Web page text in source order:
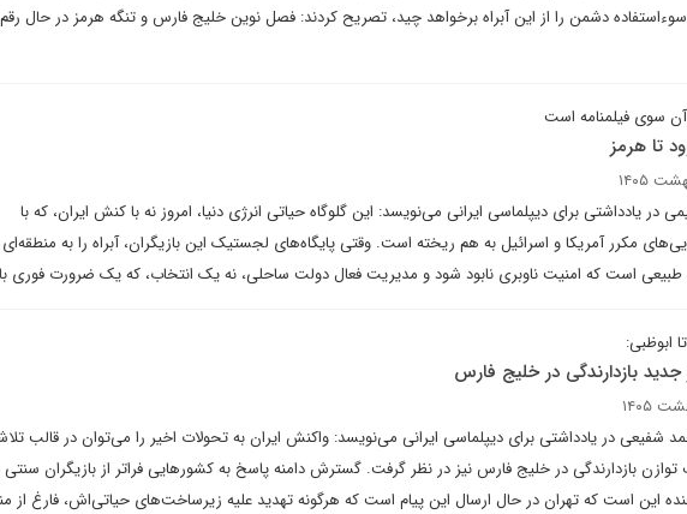
دشمن را از این آبراه برخواهد چید، تصریح کردند: فصل نوین خلیج فارس و تنگه هرمز در حال
سوی فیلمنامه است
تا هرمز
در یادداشتی برای دیپلماسی ایرانی می‌نویسد: این گلوگاه حیاتی انرژی دنیا، امروز نه با کنش ایران، که با
مکرر آمریکا و اسرائیل به هم ریخته است. وقتی پایگاه‌های لجستیک این بازیگران، آبراه را به
طبیعی است که امنیت ناوبری نابود شود و مدیریت فعال دولت ساحلی، نه یک انتخاب، که یک ضرورت فوری
ابوظبی:
جدید بازدارندگی در خلیج فارس
شفیعی در یادداشتی برای دیپلماسی ایرانی می‌نویسد: واکنش ایران به تحولات اخیر را می‌توان در قالب
توازن بازدارندگی در خلیج فارس نیز در نظر گرفت. گسترش دامنه پاسخ به کشورهایی فراتر از بازیگران سنتی
این است که تهران در حال ارسال این پیام است که هرگونه تهدید علیه زیرساخت‌های حیاتی‌اش، فارغ از